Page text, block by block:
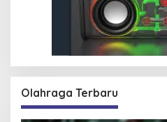
Olahraga Terbaru